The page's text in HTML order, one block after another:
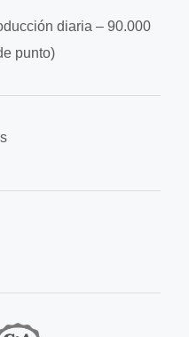
diaria – 90.000
punto)